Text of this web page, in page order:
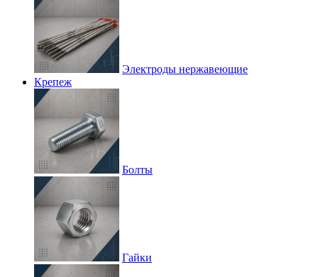
Электроды нержавеющие
Крепеж
Болты
Гайки